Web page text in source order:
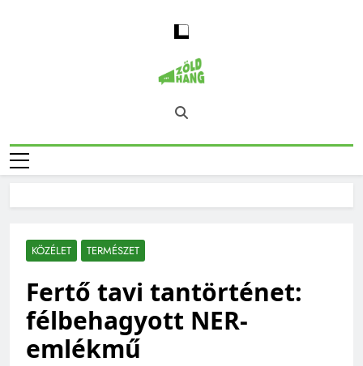
Magyarország
Zöld Hangja
Zöld Hang – Természet, Klímaváltozás,
Fenntarthatóság, Jövő
KÖZÉLET TERMÉSZET
Fertő tavi tantörténet:
félbehagyott NER-
emlékmű